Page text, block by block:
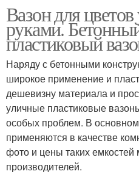
Вазоны для цветов
Кашпо для сада
Вазон для
руками.
пластиковый
Наряду с бетонными
широкое применение и
дешевизну материала и
уличные пластиковые
особых проблем. В основном
применяются в качестве
фото и цены таких
производителей.